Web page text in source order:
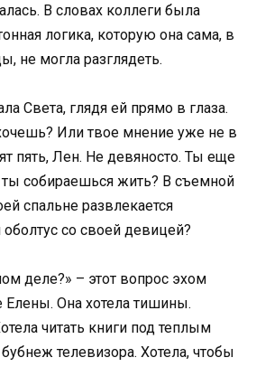
В словах коллеги была
логика, которую она сама, в
не могла разглядеть.
Света, глядя ей прямо в глаза.
Или твое мнение уже не в
пять, Лен. Не девяносто. Ты еще
собираешься жить? В съемной
спальне развлекается
со своей девицей?
деле?» – этот вопрос эхом
Елены. Она хотела тишины.
читать книги под теплым
телевизора. Хотела, чтобы